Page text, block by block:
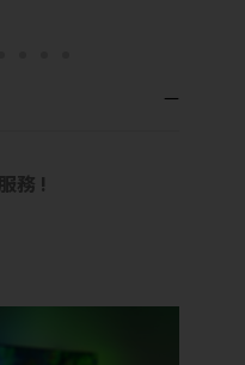
務 !